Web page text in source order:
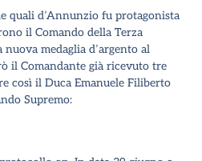
quali d’Annunzio fu protagonista
il Comando della Terza
medaglia d’argento al
il Comandante già ricevuto tre
così il Duca Emanuele Filiberto
Supremo: